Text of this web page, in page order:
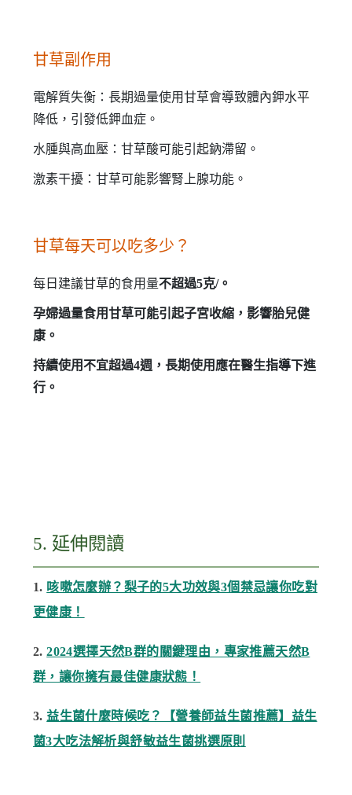
甘草副作用
電解質失衡：長期過量使用甘草會導致體內鉀水平
降低，引發低鉀血症。
水腫與高血壓：甘草酸可能引起鈉滯留。
激素干擾：甘草可能影響腎上腺功能。
甘草每天可以吃多少？
每日建議甘草的食用量不超過5克/。
孕婦過量食用甘草可能引起子宮收縮，影響胎兒健
康。
持續使用不宜超過4週，長期使用應在醫生指導下進
行。
5. 延伸閱讀
1. 咳嗽怎麼辦？梨子的5大功效與3個禁忌讓你吃對
更健康！
2.2024選擇天然B群的關鍵理由，專家推薦天然B
群，讓你擁有最佳健康狀態！
3. 益生菌什麼時候吃？【營養師益生菌推薦】益生
菌3大吃法解析與舒敏益生菌挑選原則